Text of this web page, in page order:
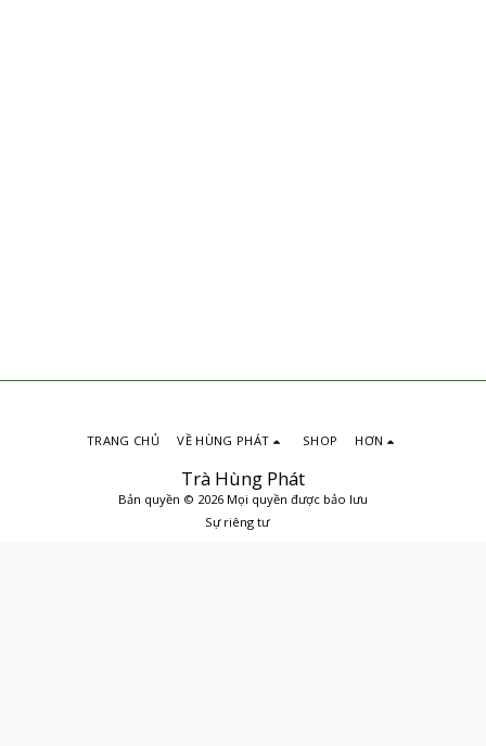
Trà Hùng Phát
Bản quyền © 2026 Mọi quyền được bảo lưu
Sự riêng tư
TRANG CHỦ VỀ HÙNG PHÁT SHOP HƠN